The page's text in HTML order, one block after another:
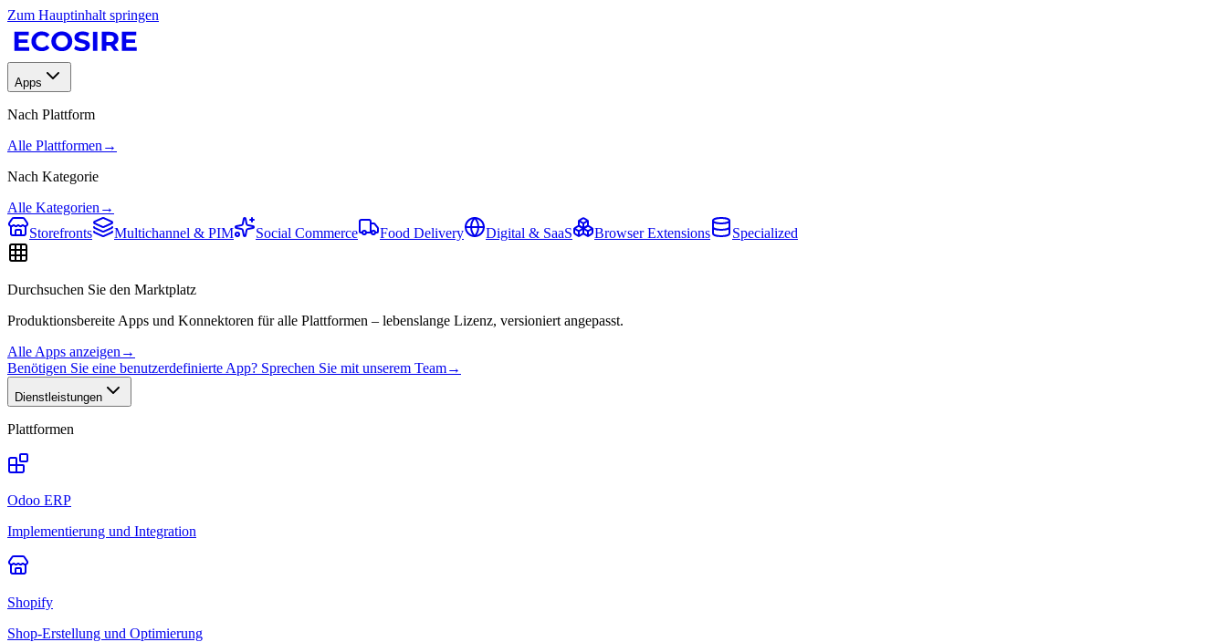
Zum Hauptinhalt springen
Apps
Nach Plattform
Alle Plattformen →
Nach Kategorie
Alle Kategorien →
Storefronts
Multichannel & PIM Social Commerce Food Delivery Digital & SaaS Browser Extensions Specialized
Durchsuchen Sie den Marktplatz
Produktionsbereite Apps und Konnektoren für alle Plattformen – lebenslange Lizenz, versioniert angepasst.
Alle Apps anzeigen →
Benötigen Sie eine benutzerdefinierte App? Sprechen Sie mit unserem Team→
Dienstleistungen
Plattformen
Odoo ERP
Implementierung und Integration
Shopify
Shop-Erstellung und Optimierung